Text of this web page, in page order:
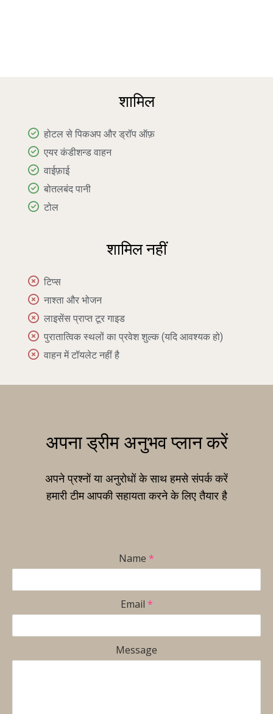
शामिल
होटल से पिकअप और ड्रॉप ऑफ़
एयर कंडीशन्ड वाहन
वाईफ़ाई
बोतलबंद पानी
टोल
शामिल नहीं
टिप्स
नाश्ता और भोजन
लाइसेंस प्राप्त टूर गाइड
पुरातात्विक स्थलों का प्रवेश शुल्क (यदि आवश्यक हो)
वाहन में टॉयलेट नहीं है
अपना ड्रीम अनुभव प्लान करें
अपने प्रश्नों या अनुरोधों के साथ हमसे संपर्क करें
हमारी टीम आपकी सहायता करने के लिए तैयार है
Name *
Email *
Name
Message